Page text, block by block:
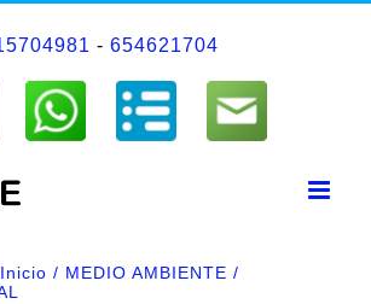
- 654621704
Inicio
MEDIO AMBIENTE